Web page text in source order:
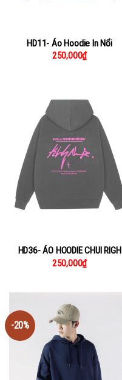
HD11- Áo Hoodie In Nổi
250,000₫
HD36- ÁO HOODIE CHUI RIGH
250,000₫
-20%